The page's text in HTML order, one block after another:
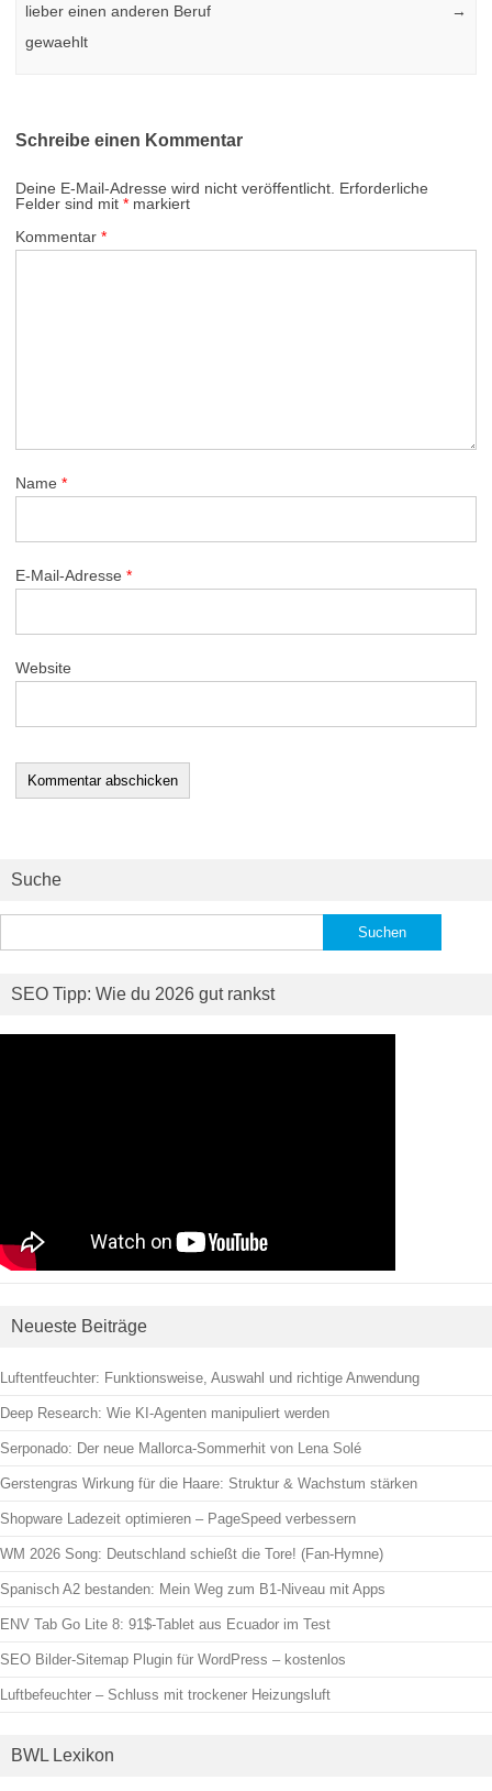
lieber einen anderen Beruf
gewaehlt
→
Schreibe einen Kommentar
Deine E-Mail-Adresse wird nicht veröffentlicht. Erforderliche
Felder sind mit * markiert
Kommentar *
Name *
E-Mail-Adresse *
Website
Suche
nach:
SEO Tipp: Wie du 2026 gut rankst
Neueste Beiträge
Luftentfeuchter: Funktionsweise, Auswahl und richtige Anwendung
Deep Research: Wie KI-Agenten manipuliert werden
Serponado: Der neue Mallorca-Sommerhit von Lena Solé
Gerstengras Wirkung für die Haare: Struktur & Wachstum stärken
Shopware Ladezeit optimieren – PageSpeed verbessern
WM 2026 Song: Deutschland schießt die Tore! (Fan-Hymne)
Spanisch A2 bestanden: Mein Weg zum B1-Niveau mit Apps
ENV Tab Go Lite 8: 91$-Tablet aus Ecuador im Test
SEO Bilder-Sitemap Plugin für WordPress – kostenlos
Luftbefeuchter – Schluss mit trockener Heizungsluft
BWL Lexikon